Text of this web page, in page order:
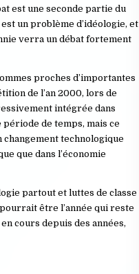
est une seconde partie du
un problème d’idéologie, et
verra un débat fortement
proches d’importantes
de l’an 2000, lors de
intégrée dans
de temps, mais ce
technologique
que dans l’économie
partout et luttes de classe
être l’année qui reste
cours depuis des années,